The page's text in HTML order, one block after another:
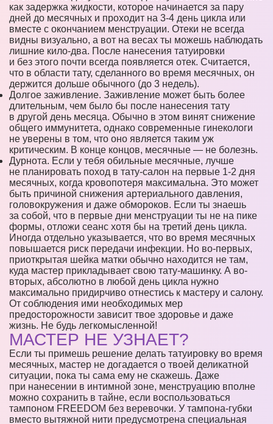
как задержка жидкости, которое начинается за пару
дней до месячных и проходит на 3-4 день цикла или
вместе с окончанием менструации. Отеки не всегда
видны визуально, а вот на весах ты можешь наблюдать
лишние кило-два. После нанесения татуировки
и без этого почти всегда появляется отек. Считается,
что в области тату, сделанного во время месячных, он
держится дольше обычного (до 3 недель).
Долгое заживление. Заживление может быть более
длительным, чем было бы после нанесения тату
в другой день месяца. Обычно в этом винят снижение
общего иммунитета, однако современные гинекологи
не уверены в том, что оно является таким уж
критическим. В конце концов, месячные — не болезнь.
Дурнота. Если у тебя обильные месячные, лучше
не планировать поход в тату-салон на первые 1-2 дня
месячных, когда кровопотеря максимальна. Это может
быть причиной снижения артериального давления,
головокружения и даже обмороков. Если ты знаешь
за собой, что в первые дни менструации ты не на пике
формы, отложи сеанс хотя бы на третий день цикла.
Иногда отдельно указывается, что во время месячных
повышается риск передачи инфекции. Но во-первых,
приоткрытая шейка матки обычно находится не там,
куда мастер прикладывает свою тату-машинку. А во-
вторых, абсолютно в любой день цикла нужно
максимально придирчиво отнестись к мастеру и салону.
От соблюдения ими необходимых мер
предосторожности зависит твое здоровье и даже
жизнь. Не будь легкомысленной!
МАСТЕР НЕ УЗНАЕТ?
Если ты примешь решение делать татуировку во время
месячных, мастер не догадается о твоей деликатной
ситуации, пока ты сама ему не скажешь. Даже
при нанесении в интимной зоне, менструацию вполне
можно сохранить в тайне, если воспользоваться
тампоном FREEDOM без веревочки. У тампона-губки
вместо вытяжной нити предусмотрена специальная